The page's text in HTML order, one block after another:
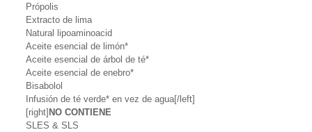
Própolis
Extracto de lima
Natural lipoaminoacid
Aceite esencial de limón*
Aceite esencial de árbol de té*
Aceite esencial de enebro*
Bisabolol
Infusión de té verde* en vez de agua[/left]
[right] NO CONTIENE
SLES & SLS